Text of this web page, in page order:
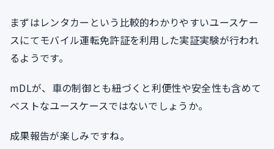
まずはレンタカーという比較的わかりやすいユースケー
スにてモバイル運転免許証を利用した実証実験が行われ
るようです。
mDLが、車の制御とも紐づくと利便性や安全性も含めて
ベストなユースケースではないでしょうか。
成果報告が楽しみですね。